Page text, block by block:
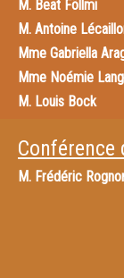
M. Beat Föllmi
M. Antoine
Mme Gabriella
Mme Noémie
M. Louis Bock
M. Frédéric
Mme Patricia
Conférence
M. Frédéric